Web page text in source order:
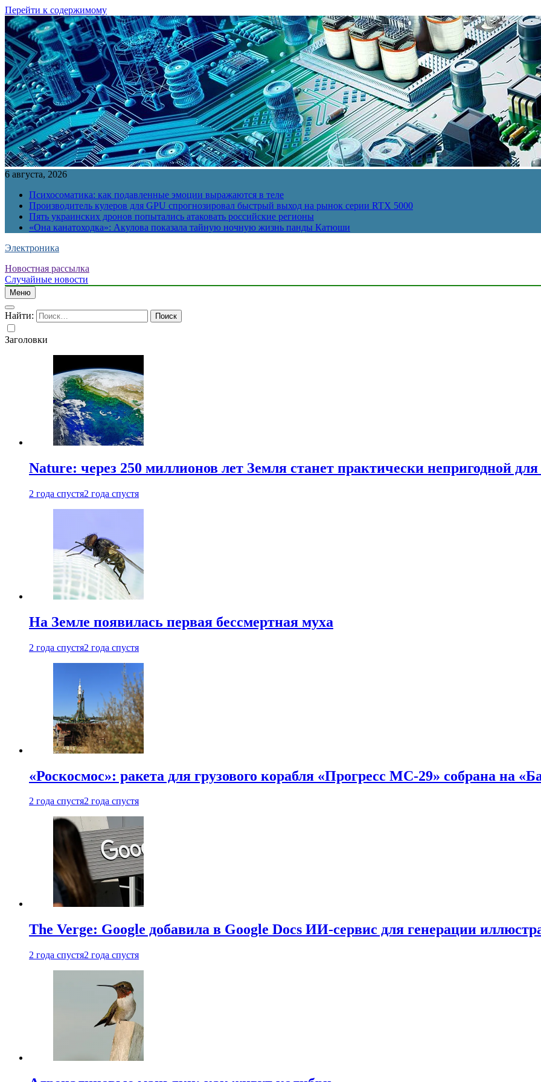
Перейти к содержимому
6 августа, 2026
Психосоматика: как подавленные эмоции выражаются в теле
Производитель кулеров для GPU спрогнозировал быстрый выход на рынок серии RTX 5000
Пять украинских дронов попытались атаковать российские регионы
«Она канатоходка»: Акулова показала тайную ночную жизнь панды Катюши
Электроника
Новостная рассылка
Случайные новости
Меню
Найти:
Заголовки
Nature: через 250 миллионов лет Земля станет практически непригодной
2 года спустя2 года спустя
На Земле появилась первая бессмертная муха
2 года спустя2 года спустя
«Роскосмос»: ракета для грузового корабля «Прогресс МС-29» собрана на
2 года спустя2 года спустя
The Verge: Google добавила в Google Docs ИИ-сервис для генерации
2 года спустя2 года спустя